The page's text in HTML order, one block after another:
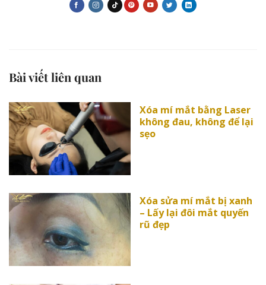
Bài viết liên quan
Xóa mí mắt bằng Laser
không đau, không để lại
sẹo
Xóa sửa mí mắt bị xanh
– Lấy lại đôi mắt quyến
rũ đẹp